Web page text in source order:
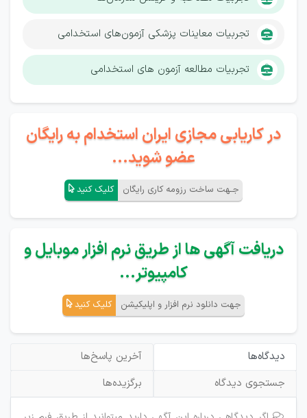
تجربیات معاینات پزشکی آزمون‌های استخدامی
تجربیات مطالعه آزمون های استخدامی
در کاریابی مجازی ایران استخدام به رایگان
عضو شوید...
جـهت ساخت رزومه کاری رایگان کلیک کنید
دریافت آگهی ها از طریق نرم افزار موبایل و
کامپیوتر...
جهت دانلود نرم افزار و اپلیکیشن کلیک کنید
دیدگاه‌ها
آخرین پاسخ‌ها
جستجوی دیدگاه
برگزیده‌ها